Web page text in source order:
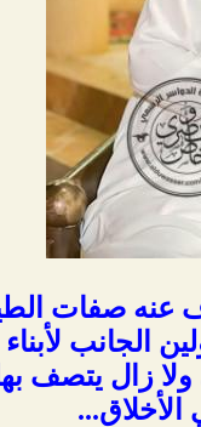
صفات
الجانب
زال يتصف